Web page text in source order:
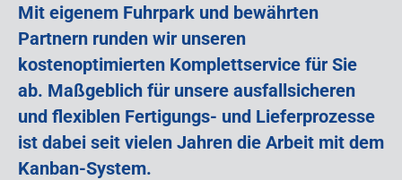
Mit eigenem Fuhrpark und bewährten
Partnern runden wir unseren
kostenoptimierten Komplettservice für Sie
ab. Maßgeblich für unsere ausfallsicheren
und flexiblen Fertigungs- und Lieferprozesse
ist dabei seit vielen Jahren die Arbeit mit dem
Kanban-System.